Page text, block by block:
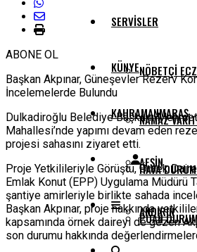
SERVISLER
NÖBETÇI
NAMAZ
HAVA
PUAN
KÜNYE
KAHRAMANMARAŞ
AFŞIN
ANDIRIN
ABONE OL
Başkan Akpınar, Güneşevler Rezerv
İncelemelerde Bulundu
Dulkadiroğlu Belediye Başkanı
Mahallesi’nde yapımı devam eden
projesi sahasını ziyaret etti.
Proje Yetkilileriyle Görüştü, Örnek
Emlak Konut (EPP) Uygulama Müdürü
şantiye amirleriyle birlikte sahada
Başkan Akpınar, proje hakkında
kapsamında örnek daireyi de gezen
son durumu hakkında